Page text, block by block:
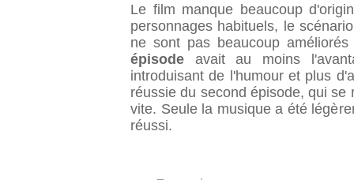
Le film manque beaucoup
personnages habituels, le
ne sont pas beaucoup
épisode avait au moins
introduisant de l'humour et plus
réussie du second épisode, qui
vite. Seule la musique a été
réussi.